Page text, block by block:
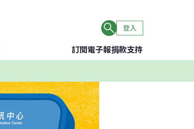
登入
訂閱電子報捐款支持